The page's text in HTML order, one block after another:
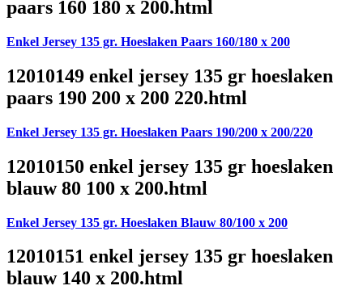
paars 160 180 x 200.html
Enkel Jersey 135 gr. Hoeslaken Paars 160/180 x 200
12010149 enkel jersey 135 gr hoeslaken
paars 190 200 x 200 220.html
Enkel Jersey 135 gr. Hoeslaken Paars 190/200 x 200/220
12010150 enkel jersey 135 gr hoeslaken
blauw 80 100 x 200.html
Enkel Jersey 135 gr. Hoeslaken Blauw 80/100 x 200
12010151 enkel jersey 135 gr hoeslaken
blauw 140 x 200.html